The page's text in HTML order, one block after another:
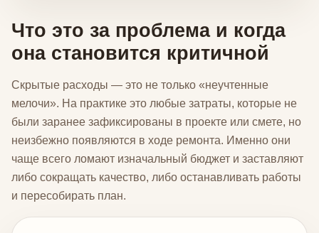
Что это за проблема и когда
она становится критичной
Скрытые расходы — это не только «неучтенные
мелочи». На практике это любые затраты, которые не
были заранее зафиксированы в проекте или смете, но
неизбежно появляются в ходе ремонта. Именно они
чаще всего ломают изначальный бюджет и заставляют
либо сокращать качество, либо останавливать работы
и пересобирать план.